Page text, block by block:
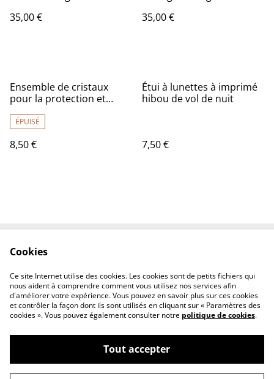
35,00 € 35,00 €
Ensemble de cristaux
pour la protection et
ÉPUISÉ
8,50 €
Étui à lunettes à imprimé
hibou de vol de nuit
7,50 €
Privacy Policy
Cookie Policy
Conditions générales
©2026Le chaudron magique
Cookies
Ce site Internet utilise des cookies. Les cookies sont de petits fichiers qui
nous aident à comprendre comment vous utilisez nos services afin
d'améliorer votre expérience. Vous pouvez en savoir plus sur ces cookies
et contrôler la façon dont ils sont utilisés en cliquant sur « Paramètres des
cookies ». Vous pouvez également consulter notre politique de cookies.
Tout accepter